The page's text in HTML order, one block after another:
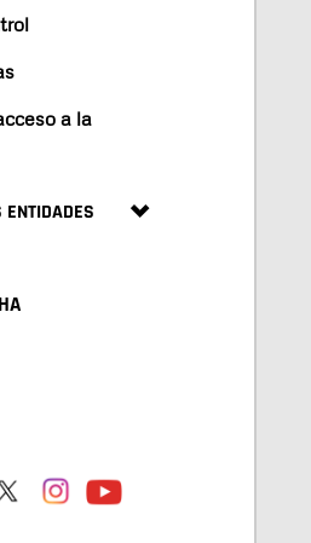
a la
ENTIDADES